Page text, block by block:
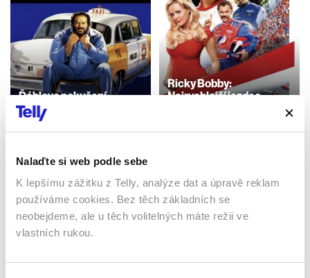
Nalaďte si web podle sebe
K lepšímu zážitku z Telly, analýze dat a úpravě reklam
používáme cookies. Bez těch základních se
neobejdeme, ale u těch volitelných máte režii ve
vlastních rukou.
Ďáblovo pokušení
1991 | Itálie | 99 min
Filmy / Komedie / Akční
Ricky Bobby:
Nejrychlejší jezdec
Sledujte kdekoliv až na 6 zařízeních
Sledovat internetovou televizi jde odkudkoliv
po celé EU, a to až na 6 zařízeních.